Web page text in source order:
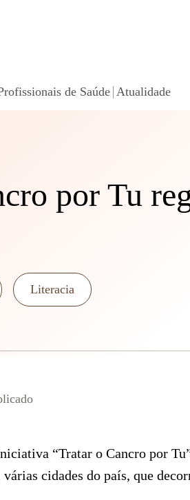
de Saúde Atualidade
por Tu
Literacia
“Tratar o Cancro por
várias cidades do país, que